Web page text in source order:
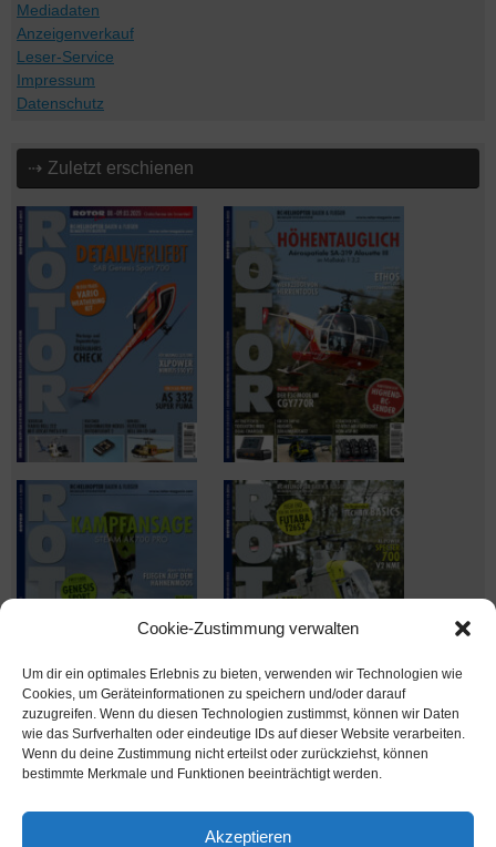
Cookie-Zustimmung verwalten
Um dir ein optimales Erlebnis zu bieten, verwenden wir Technologien wie
Cookies, um Geräteinformationen zu speichern und/oder darauf
zuzugreifen. Wenn du diesen Technologien zustimmst, können wir Daten
wie das Surfverhalten oder eindeutige IDs auf dieser Website verarbeiten.
Wenn du deine Zustimmung nicht erteilst oder zurückziehst, können
bestimmte Merkmale und Funktionen beeinträchtigt werden.
Akzeptieren
Mediadaten
Anzeigenverkauf
Leser-Service
Impressum
Datenschutz
⇢ Zuletzt erschienen
Ausgabe verpasst? Kein Problem – einfach nachbestellen im